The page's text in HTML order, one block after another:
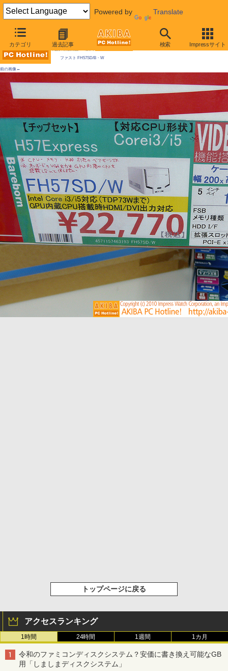
Powered by Translate
カテゴリ 過去記事 検索 Impressサイト
AKIBA PC Hotline! 2010年5月22日号
ファスト FH57SD/B・W
前の画像←
トップページに戻る
アクセスランキング
1時間 24時間 1週間 1カ月
令和のファミコンディスクシステム？安価に書き換え可能なGB
用「しましまディスクシステム」